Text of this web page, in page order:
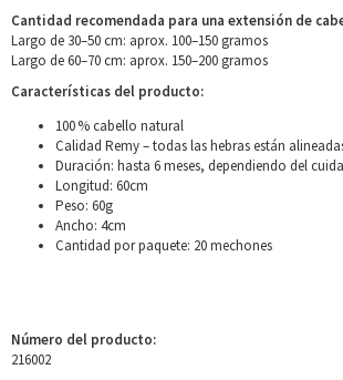
Cantidad recomendada para una extensión de
Largo de 30–50 cm: aprox. 100–150 gramos
Largo de 60–70 cm: aprox. 150–200 gramos
Características del producto:
100 % cabello natural
Calidad Remy – todas las hebras están
Duración: hasta 6 meses, dependiendo del
Longitud: 60cm
Peso: 60g
Ancho: 4cm
Cantidad por paquete: 20 mechones
Número del producto:
216002